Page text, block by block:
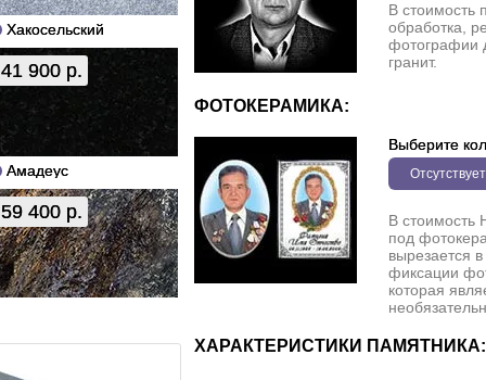
Хакосельский
41 900 р.
Амадеус
59 400 р.
В стоимость
обработка,
фотографии
гранит.
ФОТОКЕРАМИКА:
Выберите
Отсутствует
В стоимость
под
вырезается
фиксации
которая
ХАРАКТЕРИСТИКИ ПАМЯТНИКА: